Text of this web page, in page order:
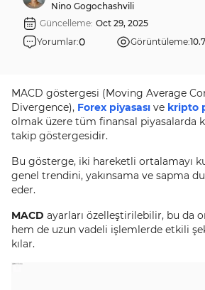
Nino Gogochashvili
Güncelleme: Oct 29, 2025
Yorumlar:0 Görüntüleme:
MACD göstergesi (Moving Average
Divergence), Forex piyasası ve kripto
olmak üzere tüm finansal piyasalarda
takip göstergesidir.
Bu gösterge, iki hareketli ortalamayı
genel trendini, yakınsama ve sapma
eder.
MACD ayarları özelleştirilebilir, bu da
hem de uzun vadeli işlemlerde etkili
kılar.